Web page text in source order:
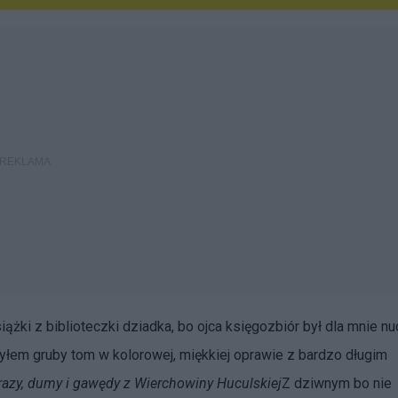
z biblioteczki dziadka, bo ojca księgozbiór był dla mnie
gruby tom w kolorowej, miękkiej oprawie z bardzo długim
dumy i gawędy z Wierchowiny HuculskiejZ dziwnym bo nie